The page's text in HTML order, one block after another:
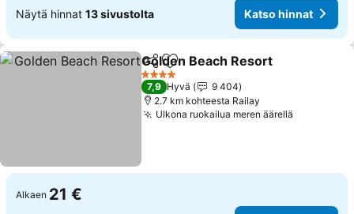
Näytä hinnat 13 sivustolta Katso hinnat
Jaa Lisää suosikkeihin
Golden Beach Resort
4 Tähtiluokitus
7,9 Hyvä
9 404
2.7 km kohteesta Railay
Ulkona ruokailua meren äärellä
Alkaen 21 €